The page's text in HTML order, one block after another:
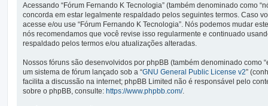
Acessando “Fórum Fernando K Tecnologia” (também denominado como
concorda em estar legalmente respaldado pelos seguintes termos. Caso
acesse e/ou use “Fórum Fernando K Tecnologia”. Nós podemos mudar
nós recomendamos que você revise isso regularmente e continuado
respaldado pelos termos e/ou atualizações alteradas.
Nossos fóruns são desenvolvidos por phpBB (também denominado como
um sistema de fórum lançado sob a “GNU General Public License v2”
facilita a discussão na internet; phpBB Limited não é responsável pelo
sobre o phpBB, consulte: https://www.phpbb.com/.